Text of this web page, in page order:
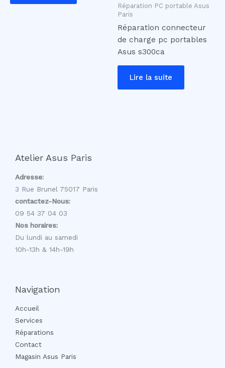
Réparation PC portable Asus
Paris
Réparation connecteur
de charge pc portables
Asus s300ca
Lire la suite
Atelier Asus Paris
Adresse:
3 Rue Brunel 75017 Paris
contactez-Nous:
09 54 37 04 03
Nos horaires:
Du lundi au samedi
10h-13h & 14h-19h
Navigation
Accueil
Services
Réparations
Contact
Magasin Asus Paris